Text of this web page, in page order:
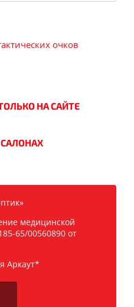
очков
НА САЙТЕ
медицинской
65/00560890 от
Аркаут*